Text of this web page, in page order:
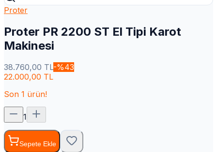
Proter
Proter PR 2200 ST El Tipi Karot
Makinesi
38.760,00 TL-%43
22.000,00 TL
Son 1 ürün!
1
Sepete Ekle